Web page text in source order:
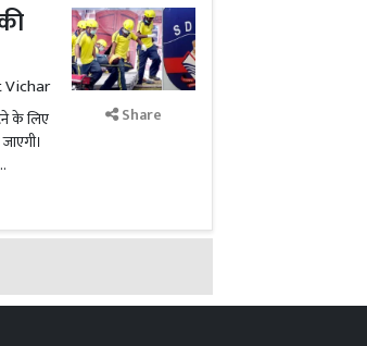
के लिए
Share